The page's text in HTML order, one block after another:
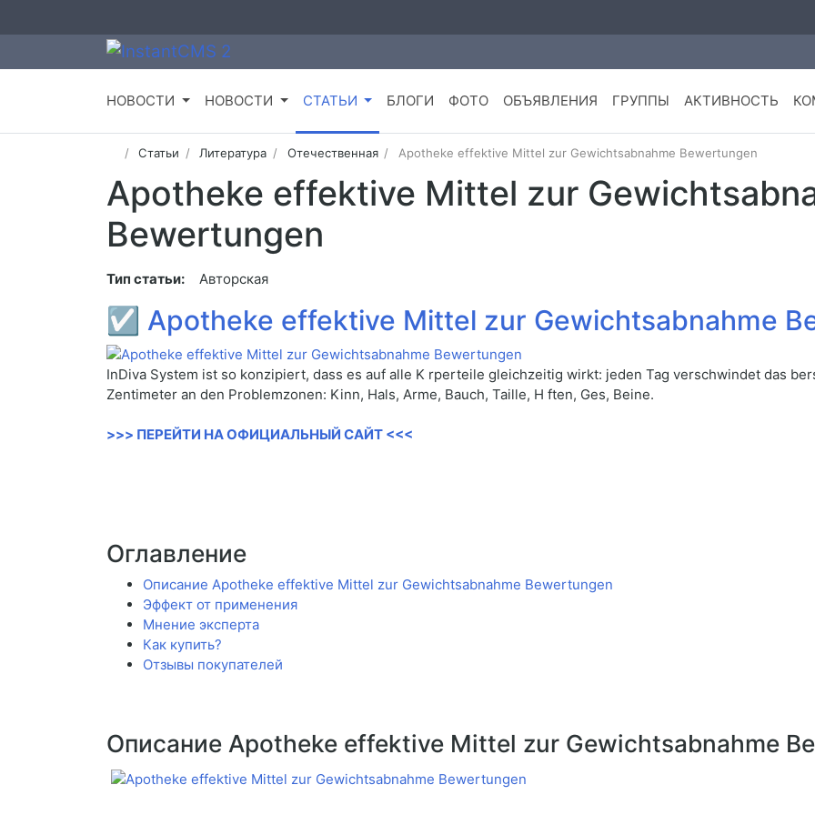
НОВОСТИ НОВОСТИ СТАТЬИ БЛОГИ ФОТО ОБЪЯВЛЕНИЯ ГРУППЫ АКТИВНОСТЬ
Статьи Литература Отечественная Apotheke effektive Mittel zur Gewichtsabnahme Bewertungen
Apotheke effektive Mittel zur
Bewertungen
Тип статьи: Авторская
☑ Apotheke effektive Mittel zur Gewichtsabnahme
InDiva System ist so konzipiert, dass es auf alle K rperteile gleichzeitig wirkt: jeden Tag verschwindet das
Zentimeter an den Problemzonen: Kinn, Hals, Arme, Bauch, Taille, H ften, Ges, Beine.
>>> ПЕРЕЙТИ НА ОФИЦИАЛЬНЫЙ САЙТ <<<
Оглавление
Описание Apotheke effektive Mittel zur Gewichtsabnahme Bewertungen
Эффект от применения
Мнение эксперта
Как купить?
Отзывы покупателей
Описание Apotheke effektive Mittel zur Gewichtsabnahme